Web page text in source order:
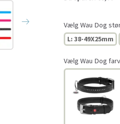
Vælg Wau Dog
L: 38-49X25mm
Vælg Wau Dog